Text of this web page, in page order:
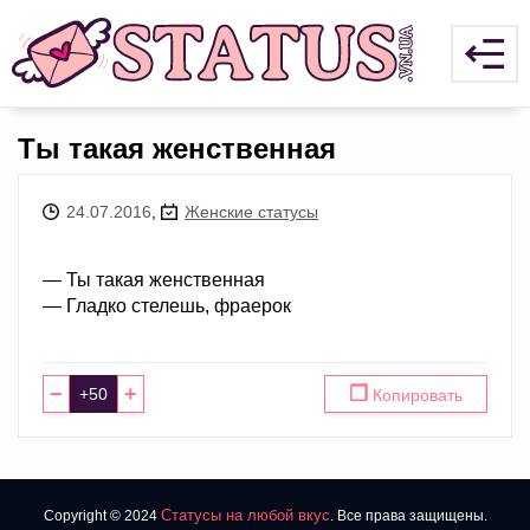
Ты такая женственная
24.07.2016 Женские статусы
— Ты такая женственная
— Гладко стелешь, фраерок
− + ❐ Копировать
Copyright © 2024 Статусы на любой вкус. Все права защищены.